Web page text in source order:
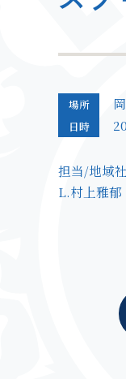
場所
日時
担当/地域
L.村上雅郁